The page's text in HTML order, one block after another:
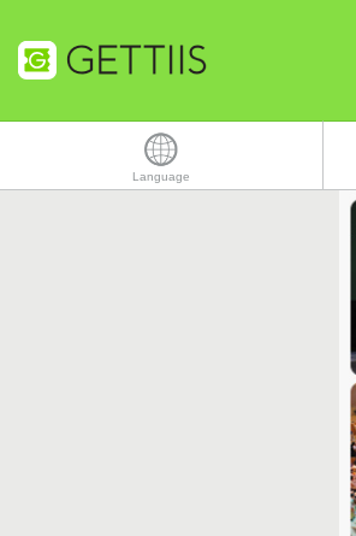
Language